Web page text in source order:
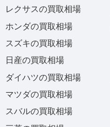
レクサスの買取相場
ホンダの買取相場
スズキの買取相場
日産の買取相場
ダイハツの買取相場
マツダの買取相場
スバルの買取相場